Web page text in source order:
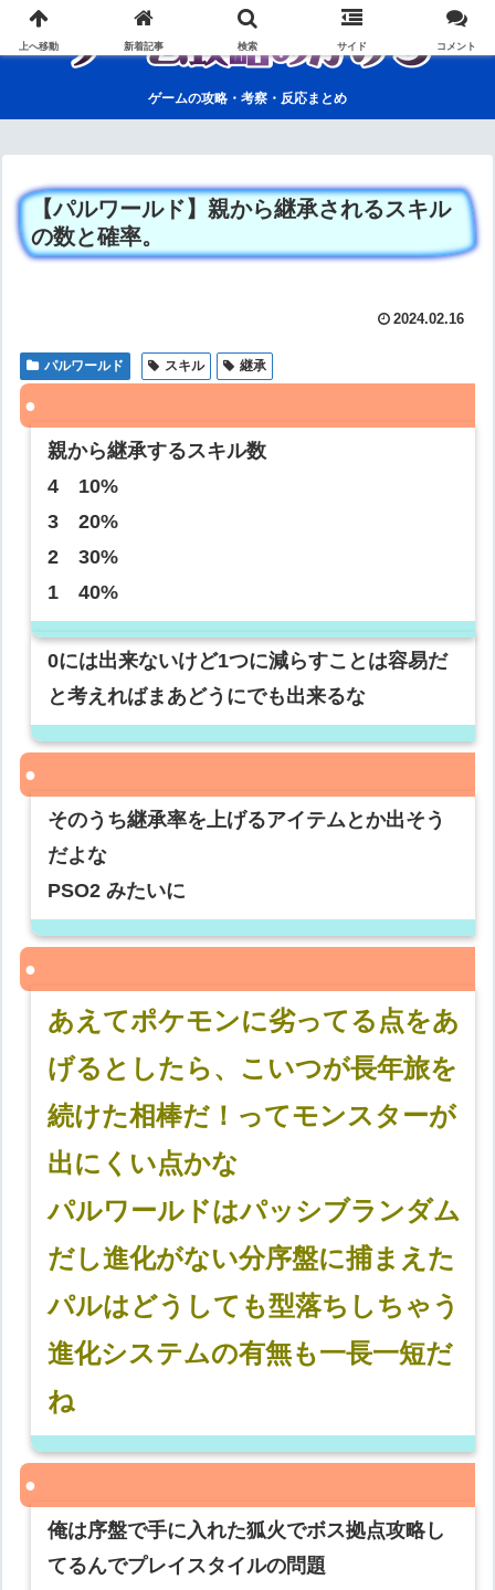
ゲームの攻略・考察・反応まとめ
【パルワールド】親から継承されるスキル
の数と確率。
2024.02.16
パルワールド スキル 継承
親から継承するスキル数
4 10%
3 20%
2 30%
1 40%
0には出来ないけど1つに減らすことは容易だ
と考えればまあどうにでも出来るな
そのうち継承率を上げるアイテムとか出そう
だよな
PSO2 みたいに
あえてポケモンに劣ってる点をあ
げるとしたら、こいつが長年旅を
続けた相棒だ！ってモンスターが
出にくい点かな
パルワールドはパッシブランダム
だし進化がない分序盤に捕まえた
パルはどうしても型落ちしちゃう
進化システムの有無も一長一短だ
ね
俺は序盤で手に入れた狐火でボス拠点攻略し
てるんでプレイスタイルの問題
上へ移動 新着記事 検索 サイド コメント